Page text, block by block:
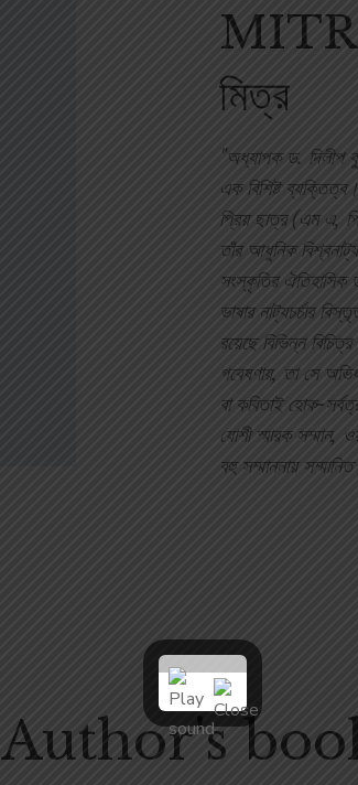
মিত্র
"অধ্যাপক ড. দিলীপ
এক বিশিষ্ট
প্রিয় ছাত্র (এম এ,
তাঁর আধুনিক
সংস্কৃতির ঐতিহাসিক
ভাষার নাট্যচর্চার
রয়েছে বিভিন্ন
গবেষণায়, তা সে
বা কবিতাই হোক-
যোশী স্মারক সম্মান,
বহু সম্মাননায়
Author's